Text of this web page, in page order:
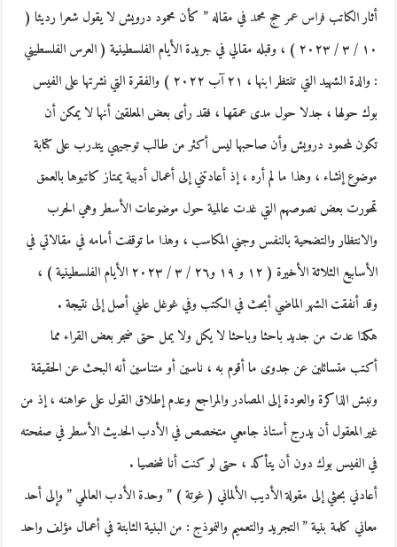
أثار الكاتبفراس عمر حج محمدفي مقاله ” كأن محمود درويش لا يقول شعرا رديئا (
١٠ / ٣ / ٢٠٢٣ ) ، وقبله مقالي في جريدة الأيام الفلسطينية ( العرس الفلسطيني
: والدة الشهيد التي تنتظر ابنها ، ٢١ آب ٢٠٢٢ ) والفقرة التي نشرتها على الفيس
بوك حولها ، جدلا حول مدى عمقها ، فقد رأى بعض المعلقين أنها لا يمكن أن
تكون لمحمود درويش وأن صاحبها ليس أكثر من طالب توجيهي يتدرب على كتابة
موضوع إنشاء ، وهذا ما لم أره ، إذ أعادتني إلى أعمال أدبية يمتاز كاتبوها بالعمق
تمحورت بعض نصوصهم التي غدت عالمية حول موضوعات الأسطر وهي الحرب
والانتظار والتضحية بالنفس وجني المكاسب ، وهذا ما توقفت أمامه في مقالاتي في
الأسابيع الثلاثة الأخيرة ( ١٢ و ١٩ و٢٦ / ٣ / ٢٠٢٣ الأيام الفلسطينية ) ،
وقد أنفقت الشهر الماضي أبحث في الكتب وفي غوغل علني أصل إلى نتيجة .
هكذا عدت من جديد باحثا وباحثا لا يكل ولا يمل حتى ضجر بعض القراء مما
أكتب متسائلين عن جدوى ما أقوم به ، ناسين أو متناسين أنه البحث عن الحقيقة
ونبش الذاكرة والعودة إلى المصادر والمراجع وعدم إطلاق القول على عواهنه ، إذ من
غير المعقول أن يدرج أستاذ جامعي متخصص في الأدب الحديث الأسطر في صفحته
في الفيس بوك دون أن يتأكد ، حتى لو كنت أنا شخصيا .
أعادني بحثي إلى مقولة الأديب الألماني ( غوتة ) ” وحدة الأدب العالمي ” وإلى أحد
معاني كلمة بنية ” التجريد والتعميم والنموذج : من البنية الثابتة في أعمال مؤلف واحد